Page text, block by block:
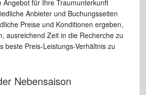
Angebot für Ihre Traumunterkunft
Anbieter und Buchungsseiten
Preise und Konditionen ergeben,
ausreichend Zeit in die Recherche zu
beste Preis-Leistungs-Verhältnis zu
Nebensaison